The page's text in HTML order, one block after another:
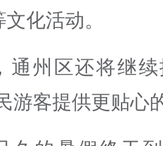
化活动。
通州区还将继
游客提供更贴心